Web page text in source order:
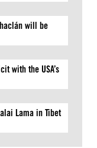
will be
with the USA’s
Lama in Tibet